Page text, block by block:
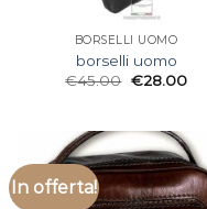
BORSELLI UOMO
borselli uomo
€45.00 €28.00
In offerta!